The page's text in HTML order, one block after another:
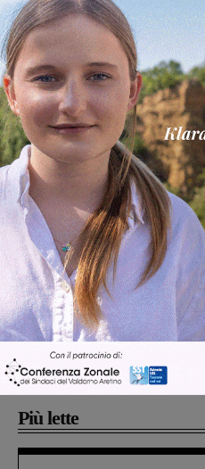
In Vetrina
In vetrina 3 Agosto 2026
Estra Notizie agosto:
studenti coinvolti,
debutta il podcast
Più lette